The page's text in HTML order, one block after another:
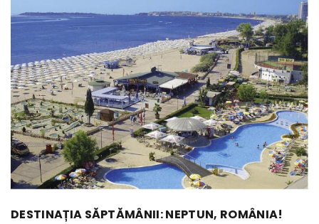
DESTINAȚIA SĂPTĂMÂNII: NEPTUN, ROMÂNIA!